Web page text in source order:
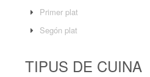
Primer plat
Segón plat
TIPUS DE CUINA